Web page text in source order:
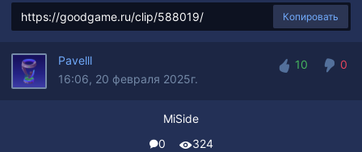
Копировать
Pavelll
16:06, 20 февраля 2025г.
10
0
MiSide
0
324